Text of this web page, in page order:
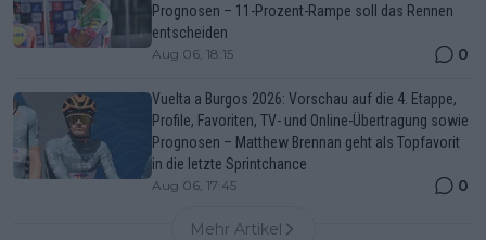
Prognosen – 11-Prozent-Rampe soll das Rennen
entscheiden
Aug 06, 18:15 0
Vuelta a Burgos 2026: Vorschau auf die 4. Etappe,
Profile, Favoriten, TV- und Online-Übertragung sowie
Prognosen – Matthew Brennan geht als Topfavorit
in die letzte Sprintchance
Aug 06, 17:45 0
Mehr Artikel